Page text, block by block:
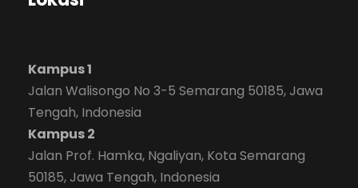
Kampus 1
Jalan Walisongo No 3-5 Semarang 50185, Jawa
Tengah, Indonesia
Kampus 2
Jalan Prof. Hamka, Ngaliyan, Kota Semarang
50185, Jawa Tengah, Indonesia